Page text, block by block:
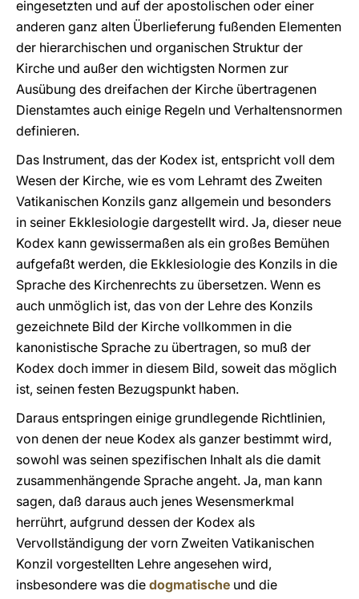
eingesetzten und auf der apostolischen oder einer
anderen ganz alten Überlieferung fußenden Elementen
der hierarchischen und organischen Struktur der
Kirche und außer den wichtigsten Normen zur
Ausübung des dreifachen der Kirche übertragenen
Dienstamtes auch einige Regeln und Verhaltensnormen
definieren.
Das Instrument, das der Kodex ist, entspricht voll dem
Wesen der Kirche, wie es vom Lehramt des Zweiten
Vatikanischen Konzils ganz allgemein und besonders
in seiner Ekklesiologie dargestellt wird. Ja, dieser neue
Kodex kann gewissermaßen als ein großes Bemühen
aufgefaßt werden, die Ekklesiologie des Konzils in die
Sprache des Kirchenrechts zu übersetzen. Wenn es
auch unmöglich ist, das von der Lehre des Konzils
gezeichnete Bild der Kirche vollkommen in die
kanonistische Sprache zu übertragen, so muß der
Kodex doch immer in diesem Bild, soweit das möglich
ist, seinen festen Bezugspunkt haben.
Daraus entspringen einige grundlegende Richtlinien,
von denen der neue Kodex als ganzer bestimmt wird,
sowohl was seinen spezifischen Inhalt als die damit
zusammenhängende Sprache angeht. Ja, man kann
sagen, daß daraus auch jenes Wesensmerkmal
herrührt, aufgrund dessen der Kodex als
Vervollständigung der vorn Zweiten Vatikanischen
Konzil vorgestellten Lehre angesehen wird,
insbesondere was die dogmatische und die